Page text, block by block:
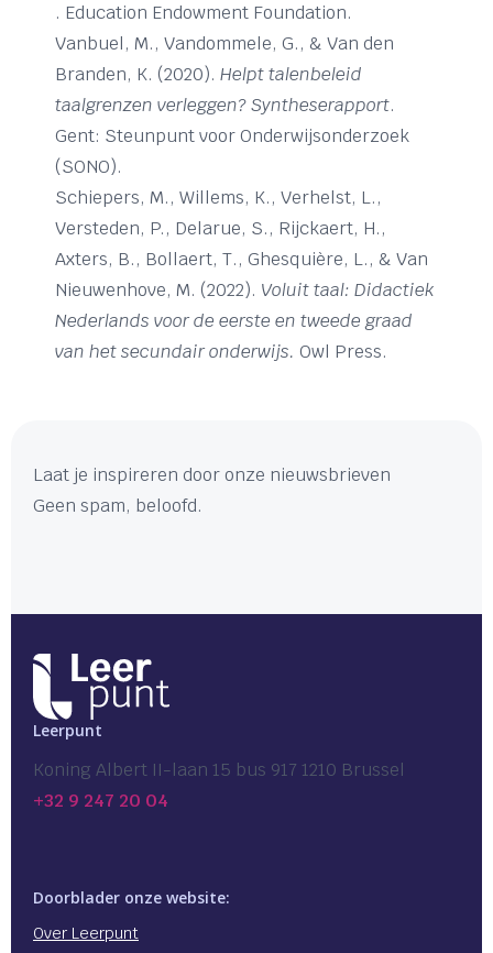
. Education Endowment Foundation.
Vanbuel, M., Vandommele, G., & Van den
Branden, K. (2020). Helpt talenbeleid
taalgrenzen verleggen? Syntheserapport.
Gent: Steunpunt voor Onderwijsonderzoek
(SONO).
Schiepers, M., Willems, K., Verhelst, L.,
Versteden, P., Delarue, S., Rijckaert, H.,
Axters, B., Bollaert, T., Ghesquière, L., & Van
Nieuwenhove, M. (2022). Voluit taal: Didactiek
Nederlands voor de eerste en tweede graad
van het secundair onderwijs. Owl Press.
Laat je inspireren door onze nieuwsbrieven
Geen spam, beloofd.
Leerpunt
Koning Albert II-laan 15 bus 917 1210 Brussel
+32 9 247 20 04
Doorblader onze website:
Over Leerpunt